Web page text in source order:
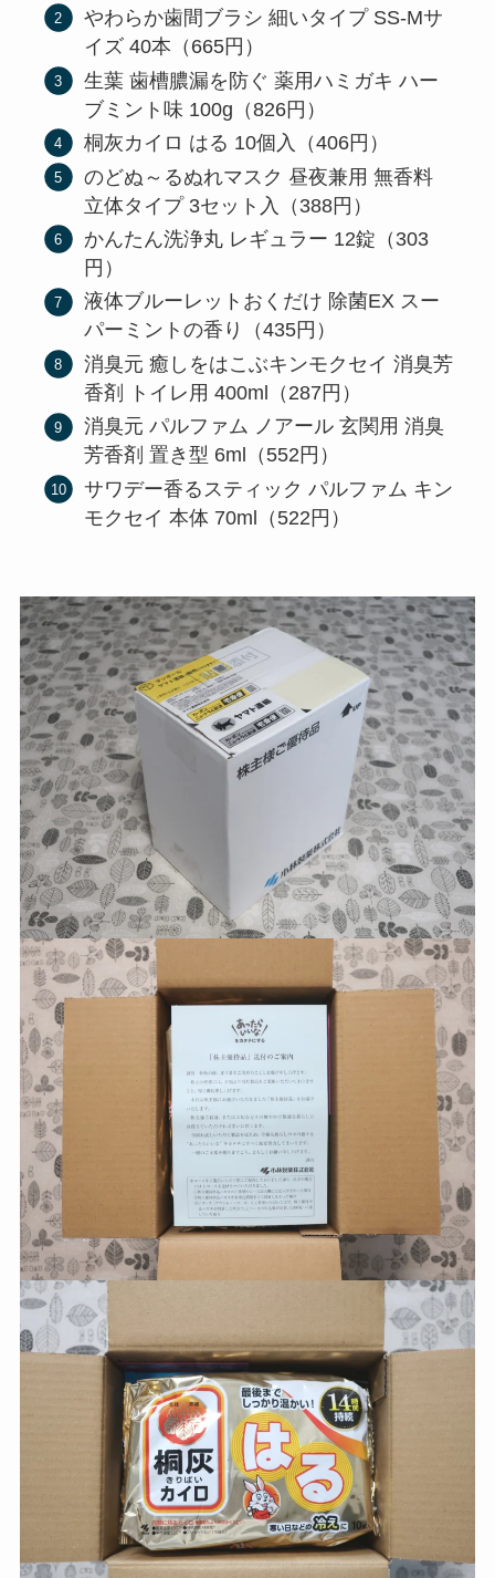
やわらか歯間ブラシ 細いタイプ SS-Mサ
イズ 40本（665円）
生葉 歯槽膿漏を防ぐ 薬用ハミガキ ハー
ブミント味 100g（826円）
桐灰カイロ はる 10個入（406円）
のどぬ～るぬれマスク 昼夜兼用 無香料
立体タイプ 3セット入（388円）
かんたん洗浄丸 レギュラー 12錠（303
円）
液体ブルーレットおくだけ 除菌EX スー
パーミントの香り（435円）
消臭元 癒しをはこぶキンモクセイ 消臭芳
香剤 トイレ用 400ml（287円）
消臭元 パルファム ノアール 玄関用 消臭
芳香剤 置き型 6ml（552円）
サワデー香るスティック パルファム キン
モクセイ 本体 70ml（522円）